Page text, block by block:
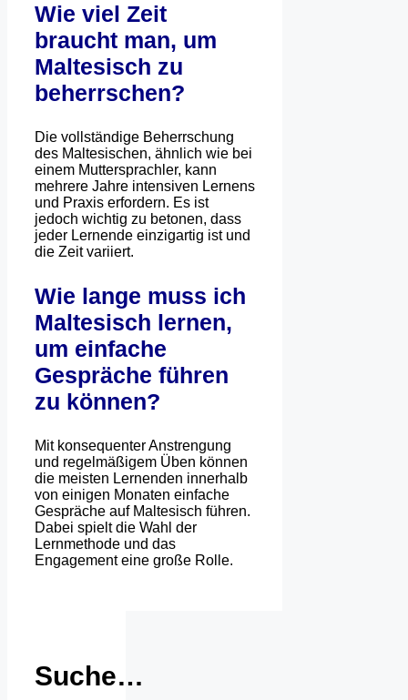
Wie viel Zeit
braucht man, um
Maltesisch zu
beherrschen?
Die vollständige Beherrschung
des Maltesischen, ähnlich wie bei
einem Muttersprachler, kann
mehrere Jahre intensiven Lernens
und Praxis erfordern. Es ist
jedoch wichtig zu betonen, dass
jeder Lernende einzigartig ist und
die Zeit variiert.
Wie lange muss ich
Maltesisch lernen,
um einfache
Gespräche führen
zu können?
Mit konsequenter Anstrengung
und regelmäßigem Üben können
die meisten Lernenden innerhalb
von einigen Monaten einfache
Gespräche auf Maltesisch führen.
Dabei spielt die Wahl der
Lernmethode und das
Engagement eine große Rolle.
Suche…